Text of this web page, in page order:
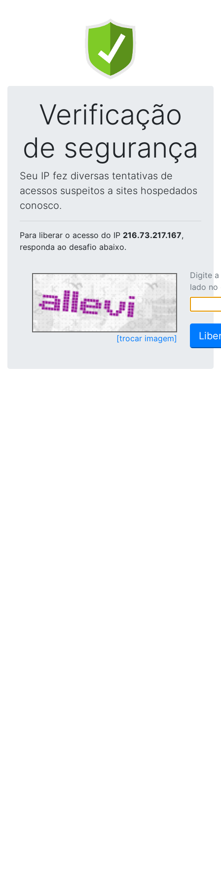
Verificação
de segurança
Seu IP fez diversas tentativas de
acessos suspeitos a sites hospedados
conosco.
Para liberar o acesso do IP 216.73.217.167,
responda ao desafio abaixo.
[trocar imagem]
Digite
lado no